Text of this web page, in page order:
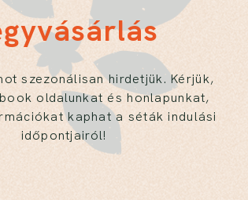
szezonálisan hirdetjük. Kérjük,
oldalunkat és honlapunkat,
kaphat a séták indulási
időpontjairól!